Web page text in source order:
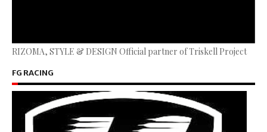
RIZOMA, STYLE & DESIGN Official partner of Triskell Project
FG RACING